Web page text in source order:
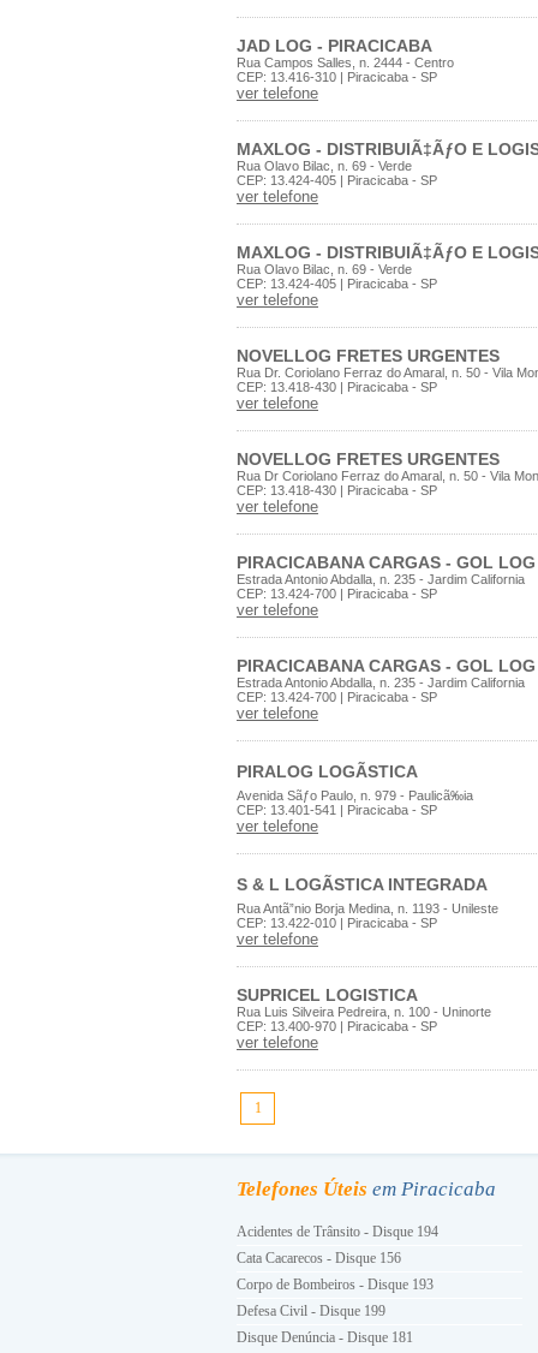
JAD LOG - PIRACICABA
Rua Campos Salles, n. 2444 - Centro
CEP: 13.416-310 | Piracicaba - SP
ver telefone
MAXLOG - DISTRIBUIÃ‡ÃƒO E
Rua Olavo Bilac, n. 69 - Verde
CEP: 13.424-405 | Piracicaba - SP
ver telefone
MAXLOG - DISTRIBUIÃ‡ÃƒO E
Rua Olavo Bilac, n. 69 - Verde
CEP: 13.424-405 | Piracicaba - SP
ver telefone
NOVELLOG FRETES URGENTES
Rua Dr. Coriolano Ferraz do Amaral, n. 50 - Vila
CEP: 13.418-430 | Piracicaba - SP
ver telefone
NOVELLOG FRETES URGENTES
Rua Dr Coriolano Ferraz do Amaral, n. 50 - Vila
CEP: 13.418-430 | Piracicaba - SP
ver telefone
PIRACICABANA CARGAS - GOL LOG
Estrada Antonio Abdalla, n. 235 - Jardim California
CEP: 13.424-700 | Piracicaba - SP
ver telefone
PIRACICABANA CARGAS - GOL LOG
Estrada Antonio Abdalla, n. 235 - Jardim California
CEP: 13.424-700 | Piracicaba - SP
ver telefone
PIRALOG LOGÃSTICA
Avenida Sãƒo Paulo, n. 979 - Paulicã‰ia
CEP: 13.401-541 | Piracicaba - SP
ver telefone
S & L LOGÃSTICA INTEGRADA
Rua Antã”nio Borja Medina, n. 1193 - Unileste
CEP: 13.422-010 | Piracicaba - SP
ver telefone
SUPRICEL LOGISTICA
Rua Luis Silveira Pedreira, n. 100 - Uninorte
CEP: 13.400-970 | Piracicaba - SP
ver telefone
1
Telefones Úteis em Piracicaba
Acidentes de Trânsito - Disque 194
Cata Cacarecos - Disque 156
Corpo de Bombeiros - Disque 193
Defesa Civil - Disque 199
Disque Denúncia - Disque 181